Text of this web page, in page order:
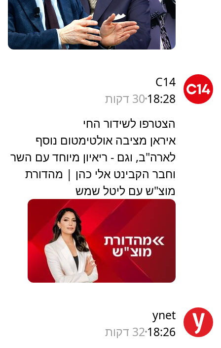
C14
18:28 30 דקות
הצטרפו לשידור החי
איראן מציבה אולטימטום נוסף
לארה"ב, וגם - ריאיון מיוחד עם השר
וחבר הקבינט אלי כהן | מהדורת
מוצ"ש עם ליטל שמש
ynet
18:26 32 דקות